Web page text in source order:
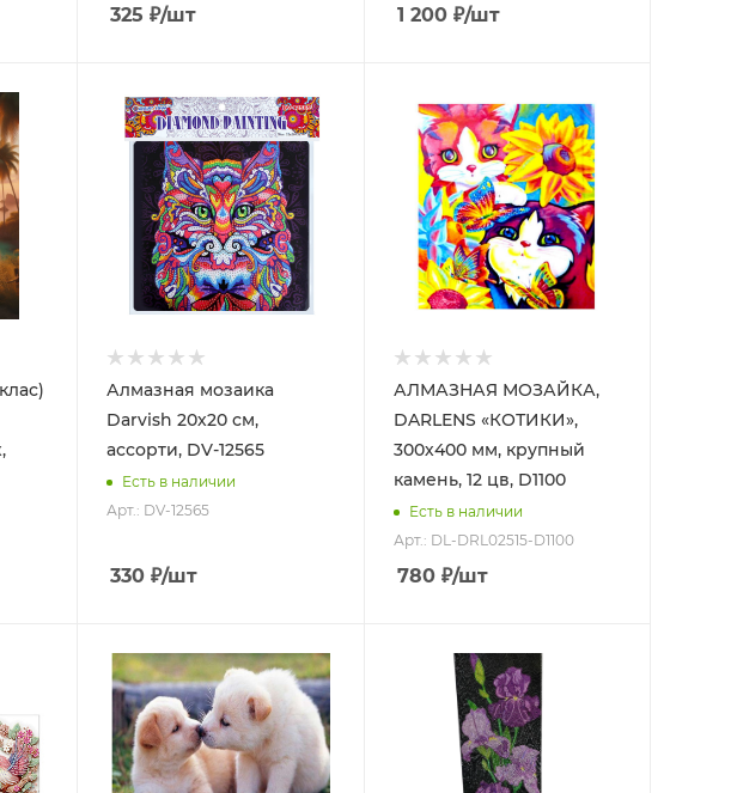
325 ₽/шт 1 200₽/шт
Алмазная мозаика
Darvish 20х20 см,
ассорти, DV-12565
Есть в наличии
Арт.: DV-12565
330 ₽/шт
АЛМАЗНАЯ МОЗАЙКА,
DARLENS «КОТИКИ»,
300х400 мм, крупный
камень, 12 цв, D1100
Есть в наличии
Арт.: DL-DRL02515-D1100
780₽/шт